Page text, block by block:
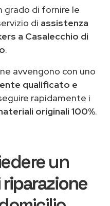
grado di fornire le
di assistenza
a Casalecchio di
.
avvengono con uno
qualificato e
rapidamente i
originali 100%.
un
riparazione